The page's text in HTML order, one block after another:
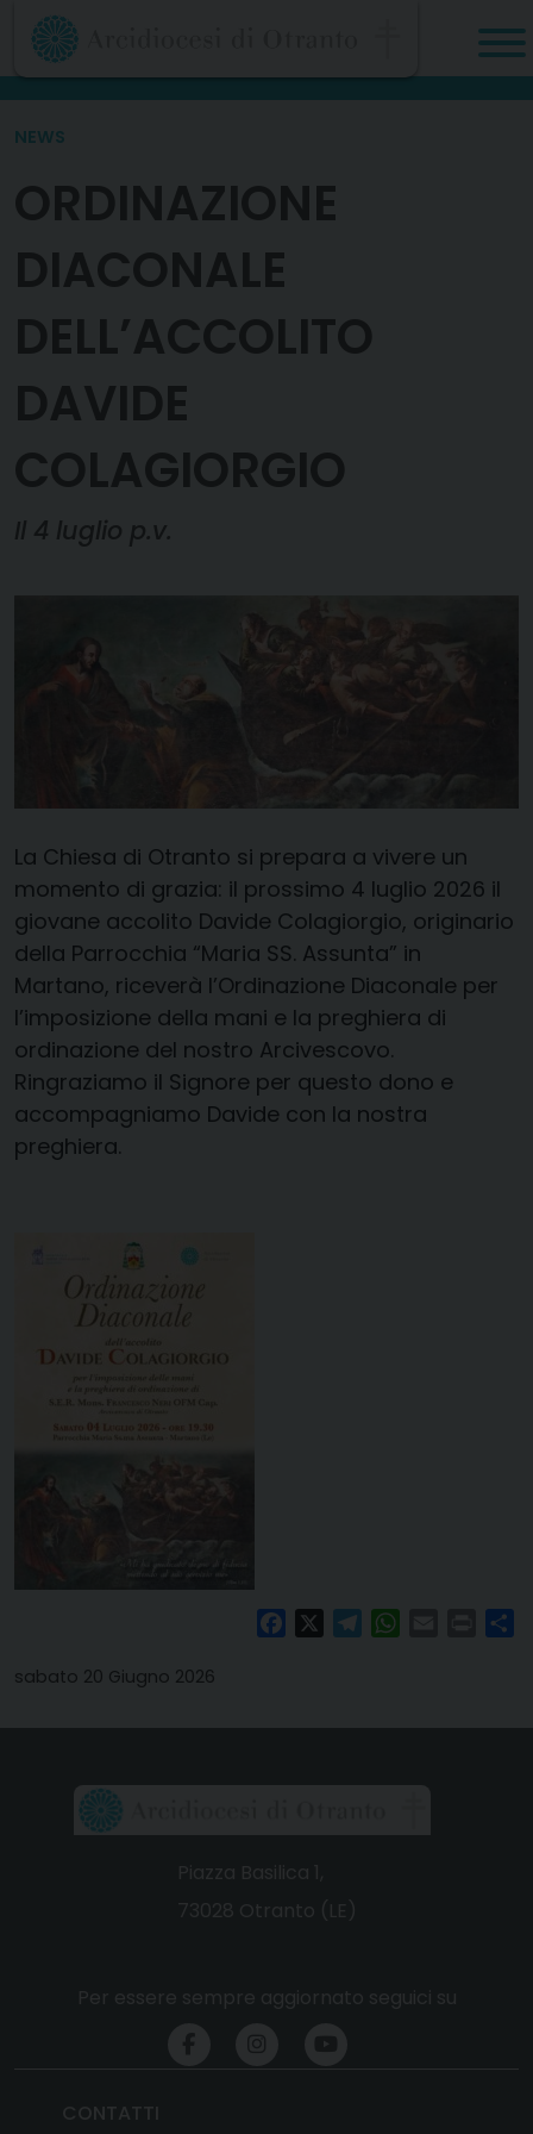
Skip
content
NEWS
ORDINAZIONE
DIACONALE
DELL’ACCOLITO
DAVIDE
COLAGIORGIO
Il 4 luglio p.v.
La Chiesa di Otranto si prepara a vivere un
momento di grazia: il prossimo 4 luglio 2026 il
giovane accolito Davide Colagiorgio, originario
della Parrocchia “Maria SS. Assunta” in
Martano, riceverà l’Ordinazione Diaconale per
l’imposizione della mani e la preghiera di
ordinazione del nostro Arcivescovo.
Ringraziamo il Signore per questo dono e
accompagniamo Davide con la nostra
preghiera.
FacebookTelegramWhatsAppPrint
sabato 20 Giugno 2026